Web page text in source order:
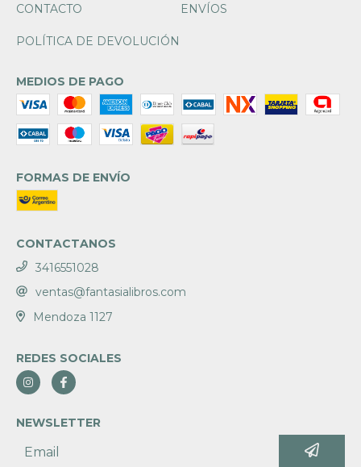
CONTACTO ENVÍOS
POLÍTICA DE DEVOLUCIÓN
MEDIOS DE PAGO
FORMAS DE ENVÍO
CONTACTANOS
3416551028
ventas@fantasialibros.com
Mendoza 1127
REDES SOCIALES
NEWSLETTER